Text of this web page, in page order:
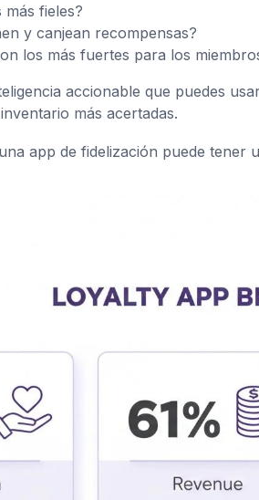
más fieles?
y canjean recompensas?
los más fuertes para los
accionable que puedes
más acertadas.
app de fidelización puede tener